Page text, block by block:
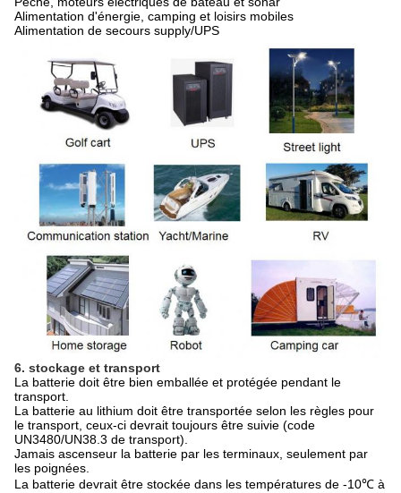
Alimentation d'énergie, camping et loisirs mobiles
Alimentation de secours supply/UPS
6. stockage et transport
La batterie doit être bien emballée et protégée pendant le
transport.
La batterie au lithium doit être transportée selon les règles pour
le transport, ceux-ci devrait toujours être suivie (code
UN3480/UN38.3 de transport).
Jamais ascenseur la batterie par les terminaux, seulement par
les poignées.
La batterie devrait être stockée dans les températures de -10℃ à